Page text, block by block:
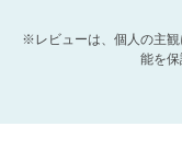
※レビューは、個人の主
能を保